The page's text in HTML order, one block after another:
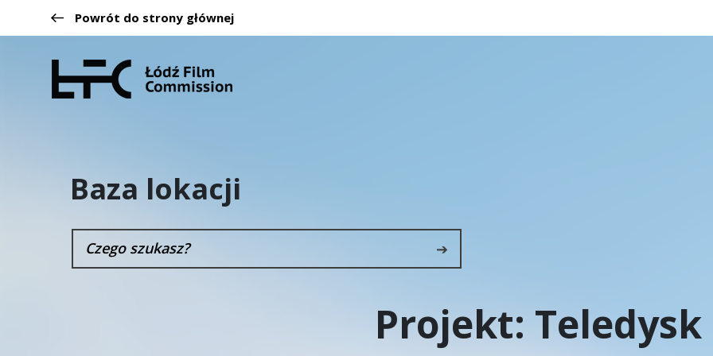
Powrót do strony głównej
Baza lokacji
➔
Projekt: Teledysk